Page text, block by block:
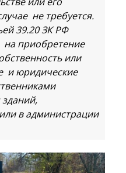
не требуется.
39.20 ЗК РФ
приобретение
или
и юридические
в администрации